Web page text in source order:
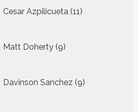
Cesar Azpilicueta 11
producten
Matt Doherty 9
producten
Davinson Sanchez 9
producten